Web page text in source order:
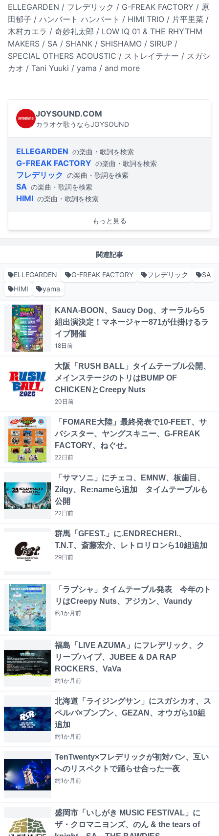
ELLEGARDEN / フレデリック / G-FREAK FACTORY / 原
田郁子 / ハンバート ハンバート / HIMI TRIO / 片平里菜 /
木村カエラ / 奇妙礼太郎 / LOW IQ 01 & THE RHYTHM
MAKERS / SA / SHANK / SHISHAMO / SIRUP /
SPECIAL OTHERS ACOUSTIC / ストレイテナー / スガシ
カオ / Tani Yuuki / yama / and more
JOYSOUND.COM
カラオケ歌うならJOYSOUND
ELLEGARDEN の楽曲・歌詞を検索
G-FREAK FACTORY の楽曲・歌詞を検索
フレデリック の楽曲・歌詞を検索
SA の楽曲・歌詞を検索
HIMI の楽曲・歌詞を検索
もっと見る
関連記事
ELLEGARDEN G-FREAK FACTORY フレデリック
SA
HIMI
yama
KANA-BOON、Saucy Dog、オーラルら5
組出演決定！マネージャー871が仕掛けるラ
イブ開催
18日前
大阪「RUSH BALL」タイムテーブル公開、
メインステージのトリはBUMP OF
CHICKENとCreepy Nuts
20日前
「FOMARE大陸」最終発表で10-FEET、サ
バシスター、ヤングスキニー、G-FREAK
FACTORY、ねぐせ。
22日前
「サマソニ」にチェコ、EMNW、板歯目、
Zilqy、Re:nameら追加 タイムテーブルも
公開
22日前
群馬「GFEST.」に.ENDRECHERI.、
T.N.T、斎藤宏介、レトロリロンら10組追加
29日前
「ラブシャ」タイムテーブル発表 今年のト
リはCreepy Nuts、アジカン、Vaundy
約1か月前
福島「LIVE AZUMA」にフレデリック、ク
リープハイプ、JUBEE & DA RAP
ROCKERS、VaVa
約1か月前
北海道「ライジングサン」にスガシカオ、ス
ペルバ×ブンブン、GEZAN、オウガら10組
追加
約1か月前
TenTwenty×フレデリックが初対バン、互い
へのリスペクトで踊らせ合った一夜
約1か月前
盛岡市「いしがき MUSIC FESTIVAL」に
ザ・クロマニヨンズ、のん & the tears of